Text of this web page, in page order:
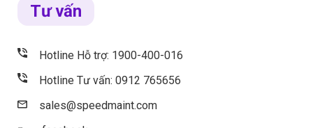
Tư vấn
Hotline Hỗ trợ: 1900-400-016
Hotline Tư vấn: 0912 765656
sales@speedmaint.com